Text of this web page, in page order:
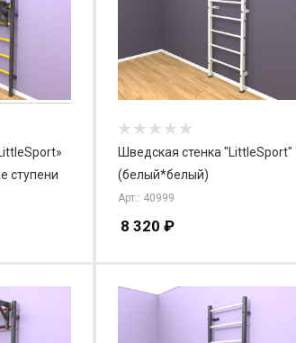
ступени
Шведская стенка "LittleSport"
(белый*белый)
Арт.: 40999
8 320 ₽